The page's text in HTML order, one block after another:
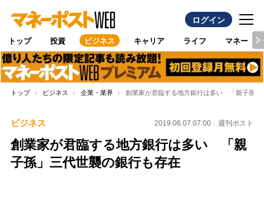
ログイン
トップ 投資 ビジネス キャリア ライフ マネー
トップ ビジネス 企業・業界 創業家が君臨する地方銀行は多い 「親子孫」
ビジネス 2019.06.07 07:00 週刊ポスト
創業家が君臨する地方銀行は多い 「親
子孫」三代世襲の銀行も存在